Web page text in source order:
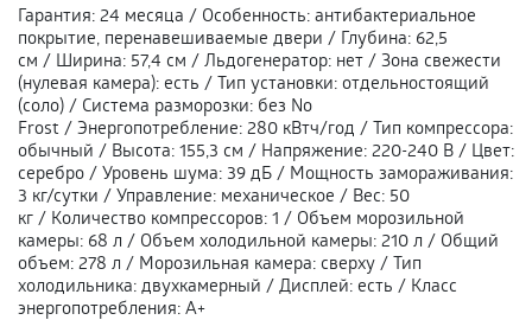
Гарантия: 24 месяца / Особенность: антибактериальное
покрытие, перенавешиваемые двери / Глубина: 62,5
см / Ширина: 57,4 см / Льдогенератор: нет / Зона свежести
(нулевая камера): есть / Тип установки: отдельностоящий
(соло) / Система разморозки: без No
Frost / Энергопотребление: 280 кВтч/год / Тип компрессора:
обычный / Высота: 155,3 см / Напряжение: 220-240 В / Цвет:
серебро / Уровень шума: 39 дБ / Мощность замораживания:
3 кг/сутки / Управление: механическое / Вес: 50
кг / Количество компрессоров: 1 / Объем морозильной
камеры: 68 л / Объем холодильной камеры: 210 л / Общий
объем: 278 л / Морозильная камера: сверху / Тип
холодильника: двухкамерный / Дисплей: есть / Класс
энергопотребления: А+